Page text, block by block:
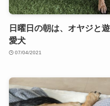
日曜日の朝は、オヤジと
愛犬
07/04/2021